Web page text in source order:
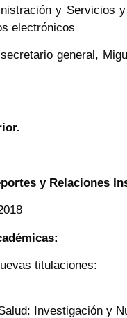
y Servicios
electrónicos
general,
y Relaciones
titulaciones:
Investigación y